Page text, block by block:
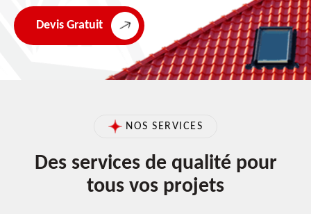
Devis Gratuit
NOS SERVICES
Des services de qualité pour
tous vos projets